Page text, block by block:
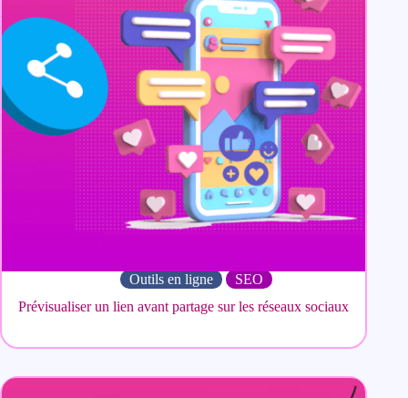
Outils en ligne
SEO
Prévisualiser un lien avant partage sur les réseaux sociaux